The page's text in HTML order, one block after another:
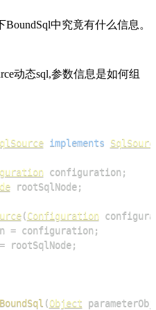
中究竟有什么信息。
动态sql,参数信息是如何组
implements
configuration ;
rootSqlNode;
(Configuration
= configuration ;
= rootSqlNode;
(Object